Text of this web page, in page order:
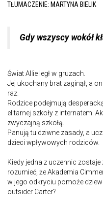
TŁUMACZENIE: MARTYNA BIELIK
Gdy wszyscy wokół
Świat Allie legł w gruzach.
Jej ukochany brat zaginął, a
raz.
Rodzice podejmują
elitarnej szkoły z internatem.
zwyczajną szkołą.
Panują tu dziwne zasady, a
dzieci wpływowych rodziców.
Kiedy jedna z uczennic
rozumieć, że Akademia
w jego odkryciu pomoże
outsider Carter?